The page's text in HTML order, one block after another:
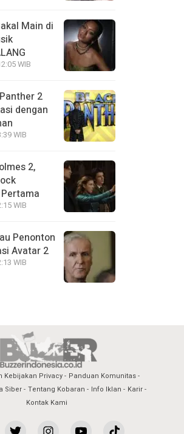
Main di
WIB
2
dengan
WIB
2,
WIB
Penonton
Avatar 2
WIB
Kebijakan Privacy
Panduan Komunitas
Siber
Tentang Kobaran Info Iklan
Karir
Kontak Kami